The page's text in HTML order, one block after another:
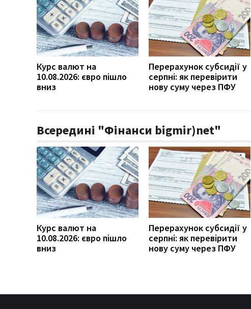
Курс валют на
10.08.2026: євро пішло
вниз
Перерахунок субсидії у
серпні: як перевірити
нову суму через ПФУ
Всередині "Фінанси bigmir)net"
Курс валют на
10.08.2026: євро пішло
вниз
Перерахунок субсидії у
серпні: як перевірити
нову суму через ПФУ